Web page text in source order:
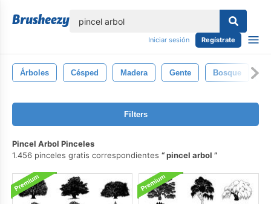
Iniciar sesión Regístrate
Árboles Césped Madera Gente Bosque
Filters
Pincel Arbol Pinceles
1.456 pinceles gratis correspondientes
pincel arbol